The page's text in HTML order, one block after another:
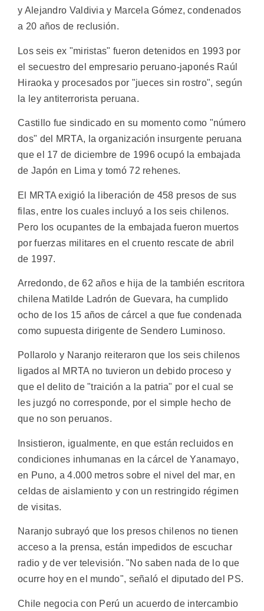
y Alejandro Valdivia y Marcela Gómez, condenados
a 20 años de reclusión.
Los seis ex "miristas" fueron detenidos en 1993 por
el secuestro del empresario peruano-japonés Raúl
Hiraoka y procesados por "jueces sin rostro", según
la ley antiterrorista peruana.
Castillo fue sindicado en su momento como "número
dos" del MRTA, la organización insurgente peruana
que el 17 de diciembre de 1996 ocupó la embajada
de Japón en Lima y tomó 72 rehenes.
El MRTA exigió la liberación de 458 presos de sus
filas, entre los cuales incluyó a los seis chilenos.
Pero los ocupantes de la embajada fueron muertos
por fuerzas militares en el cruento rescate de abril
de 1997.
Arredondo, de 62 años e hija de la también escritora
chilena Matilde Ladrón de Guevara, ha cumplido
ocho de los 15 años de cárcel a que fue condenada
como supuesta dirigente de Sendero Luminoso.
Pollarolo y Naranjo reiteraron que los seis chilenos
ligados al MRTA no tuvieron un debido proceso y
que el delito de "traición a la patria" por el cual se
les juzgó no corresponde, por el simple hecho de
que no son peruanos.
Insistieron, igualmente, en que están recluidos en
condiciones inhumanas en la cárcel de Yanamayo,
en Puno, a 4.000 metros sobre el nivel del mar, en
celdas de aislamiento y con un restringido régimen
de visitas.
Naranjo subrayó que los presos chilenos no tienen
acceso a la prensa, están impedidos de escuchar
radio y de ver televisión. "No saben nada de lo que
ocurre hoy en el mundo", señaló el diputado del PS.
Chile negocia con Perú un acuerdo de intercambio